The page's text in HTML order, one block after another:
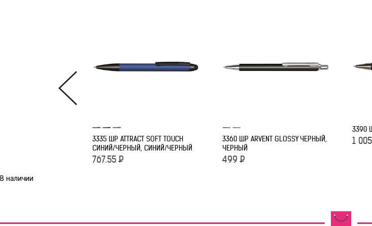
3335 ШР ATTRACT SOFT TOUCH
СИНИЙ/ЧЕРНЫЙ, СИНИЙ/ЧЕРНЫЙ
767.55 Р
3360 ШР ARVENT GLOSSY ЧЕРНЫЙ,
ЧЕРНЫЙ
499 Р
3390
1
В наличии